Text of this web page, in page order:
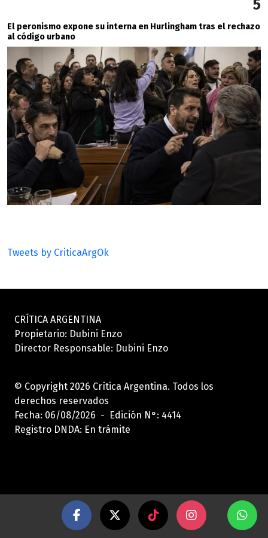
5
El peronismo expone su interna en Hurlingham tras el rechazo
al código urbano
Tweets by CriticaArgOk
CRÍTICA ARGENTINA
Propietario: Dubini Enzo
Director Responsable: Dubini Enzo
© Copyright 2026 Crítica Argentina. Todos los
derechos reservados
Fecha: 06/08/2026 - Edición N°: 4414
Registro DNDA: En trámite